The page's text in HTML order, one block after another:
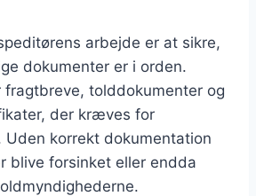
arbejde er at sikre,
dokumenter er i orden.
fragtbreve, tolddokumenter og
der kræves for
Uden korrekt dokumentation
blive forsinket eller endda